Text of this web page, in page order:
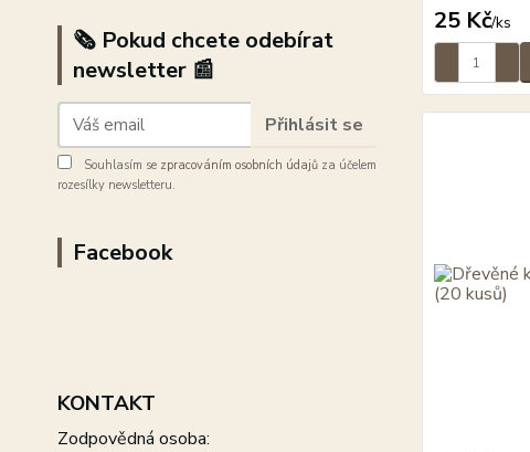
🗞️ Pokud chcete odebírat
newsletter 📰
Přihlásit se
Souhlasím se zpracováním osobních údajů za účelem
rozesílky newsletteru.
Facebook
KONTAKT
Zodpovědná osoba:
25 Kč/ks